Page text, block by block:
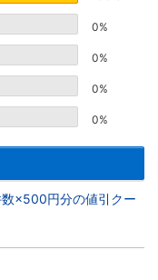
0%
0%
0%
0%
×500円分の値引クー